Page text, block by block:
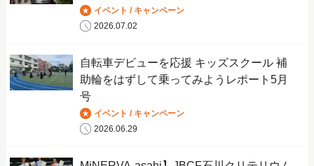
イベント / キャンペーン
2026.07.02
自転車デビューを応援 キッズスクール 補
助輪をはずして乗ってみようレポート5月
号
イベント / キャンペーン
2026.06.29